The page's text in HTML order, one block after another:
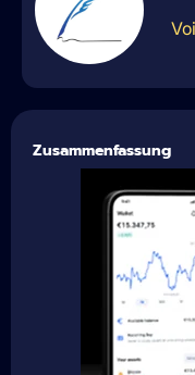
Zusammenfassung